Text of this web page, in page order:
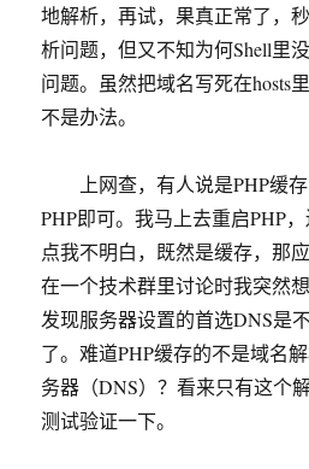
地解析，再试，果真正常了，
析问题，但又不知为何Shell里
问题。虽然把域名写死在hosts
不是办法。
上网查，有人说是PHP缓存
PHP即可。我马上去重启PHP
点我不明白，既然是缓存，那
在一个技术群里讨论时我突然
发现服务器设置的首选DNS是
了。难道PHP缓存的不是域名
务器（DNS）？看来只有这个
测试验证一下。